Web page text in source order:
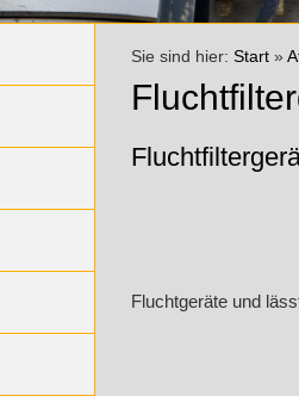
Sie sind hier: Start »
Fluchtgeräte und